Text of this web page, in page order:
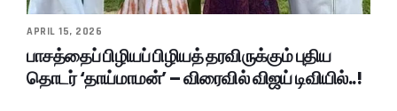
APRIL 15, 2026
பாசத்தைப் பிழியப் பிழியத் தரவிருக்கும் புதிய
தொடர் ‘தாய்மாமன்’ – விரைவில் விஜய் டிவியில்..!